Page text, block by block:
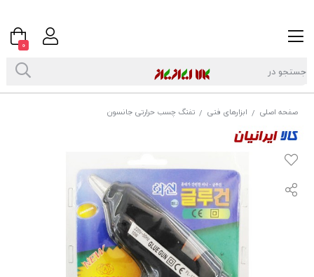
صفحه اصلی / ابزارهای فنی / تفنگ چسب حرارتی جانسون
0